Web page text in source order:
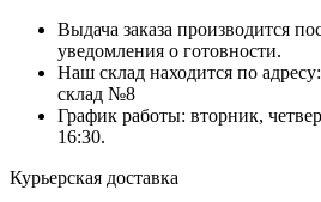
Выдача заказа производится
уведомления о готовности.
Наш склад находится по
склад №8
График работы: вторник,
16:30.
Курьерская доставка